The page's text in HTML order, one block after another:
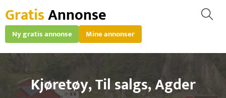
GratisAnnonse
Ny gratis annonse Mine annonser
Kjøretøy,Til salgs,Agder